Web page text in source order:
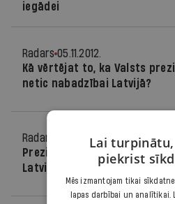
iegādei
Radars 05.11.2012.
Kā vērtējat to, ka Valsts
netic nabadzībai Latvijā?
Radars
04.11.2012.
Prezidents īsti netic
Latvijā
Lai
piekrist
Mēs izmantojam tikai
lapas darbībai un analītikai.